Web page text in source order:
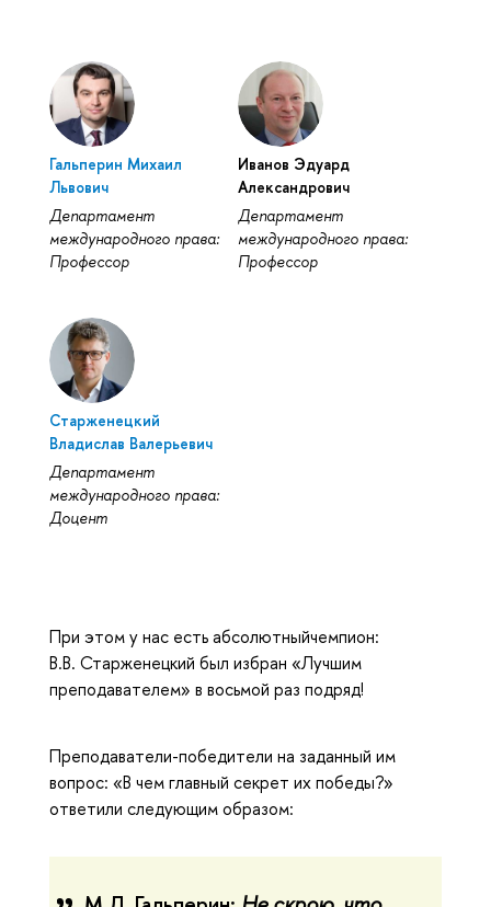
Гальперин Михаил
Львович
Департамент
международного права:
Профессор
Иванов Эдуард
Александрович
Департамент
международного права:
Профессор
Старженецкий
Владислав Валерьевич
Департамент
международного права:
Доцент
При этом у нас есть абсолютныйчемпион:
В.В. Старженецкий был избран «Лучшим
преподавателем» в восьмой раз подряд!
Преподаватели-победители на заданный им
вопрос: «В чем главный секрет их победы?»
ответили следующим образом: